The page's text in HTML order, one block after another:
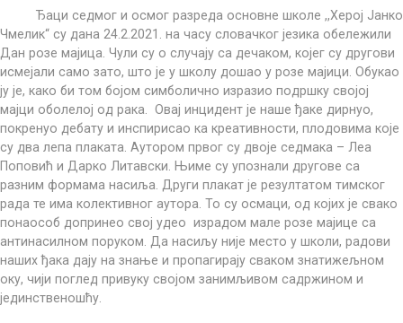
Ђаци седмог и осмог разреда основне школе ,,Херој Јанко
Чмелик“ су дана 24.2.2021. на часу словачког језика обележили
Дан розе мајица. Чули су о случају са дечаком, којег су другови
исмејали само зато, што је у школу дошао у розе мајици. Обукао
ју је, како би том бојом симболично изразио подршку својој
мајци оболелој од рака. Овај инцидент је наше ђаке дирнуо,
покренуо дебату и инспирисао ка креативности, плодовима које
су два лепа плаката. Аутором првог су двоје седмака – Леа
Поповић и Дарко Литавски. Њиме су упознали другове са
разним формама насиља. Други плакат је резултатом тимског
рада те има колективног аутора. То су осмаци, од којих је свако
понаособ допринео свој удео израдом мале розе мајице са
антинасилном поруком. Да насиљу није место у школи, радови
наших ђака дају на знање и пропагирају сваком знатижељном
оку, чији поглед привуку својом занимљивом садржином и
јединственошћу.